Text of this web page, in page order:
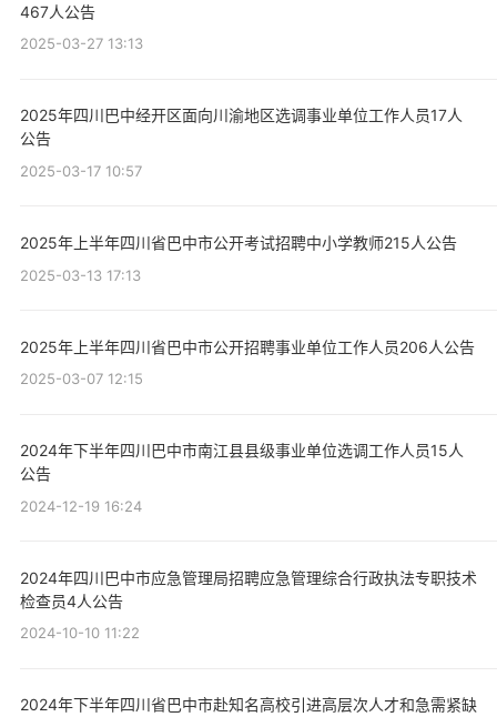
467人公告
2025-03-27 13:13
2025年四川巴中经开区面向川渝地区选调事业单位工作人员17人
公告
2025-03-17 10:57
2025年上半年四川省巴中市公开考试招聘中小学教师215人公告
2025-03-13 17:13
2025年上半年四川省巴中市公开招聘事业单位工作人员206人公告
2025-03-07 12:15
2024年下半年四川巴中市南江县县级事业单位选调工作人员15人
公告
2024-12-19 16:24
2024年四川巴中市应急管理局招聘应急管理综合行政执法专职技术
检查员4人公告
2024-10-10 11:22
2024年下半年四川省巴中市赴知名高校引进高层次人才和急需紧缺